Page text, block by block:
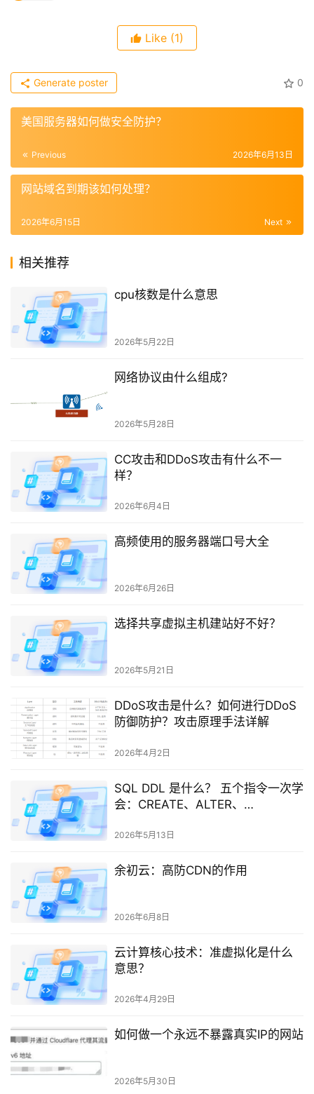
Like (1)
0
Generate poster
美国服务器如何做安全防护？
Previous 2026年6月13日
网站域名到期该如何处理？
Next
2026年6月15日
相关推荐
cpu核数是什么意思
2026年5月22日
网络协议由什么组成?
2026年5月28日
CC攻击和DDoS攻击有什么不一
样？
2026年6月4日
高频使用的服务器端口号大全
2026年6月26日
选择共享虚拟主机建站好不好？
2026年5月21日
DDoS攻击是什么？如何进行DDoS
防御防护？攻击原理手法详解
2026年4月2日
SQL DDL 是什么？ 五个指令一次学
会：CREATE、ALTER、
2026年5月13日
余初云：高防CDN的作用
2026年6月8日
云计算核心技术：准虚拟化是什么
意思？
2026年4月29日
如何做一个永远不暴露真实IP的网站
2026年5月30日